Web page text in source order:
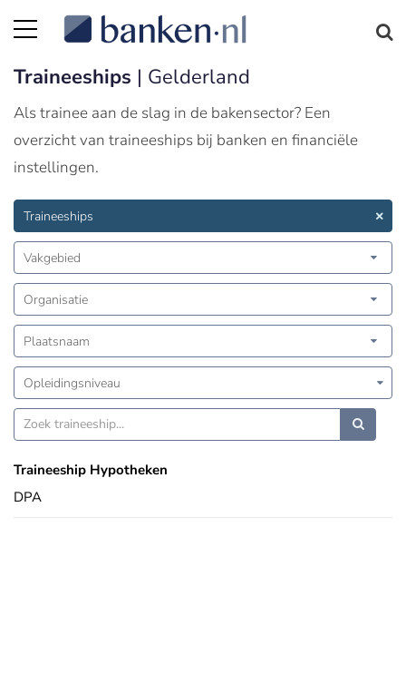
Traineeships | Gelderland
Als trainee aan de slag in de bakensector? Een
overzicht van traineeships bij banken en financiële
instellingen.
Traineeships
Vakgebied
Organisatie
Plaatsnaam
Opleidingsniveau
Traineeship Hypotheken
DPA